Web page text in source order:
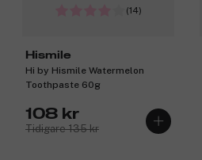
(14)
Hismile
Hi by Hismile Watermelon
Toothpaste 60g
108 kr
Tidigare 135 kr